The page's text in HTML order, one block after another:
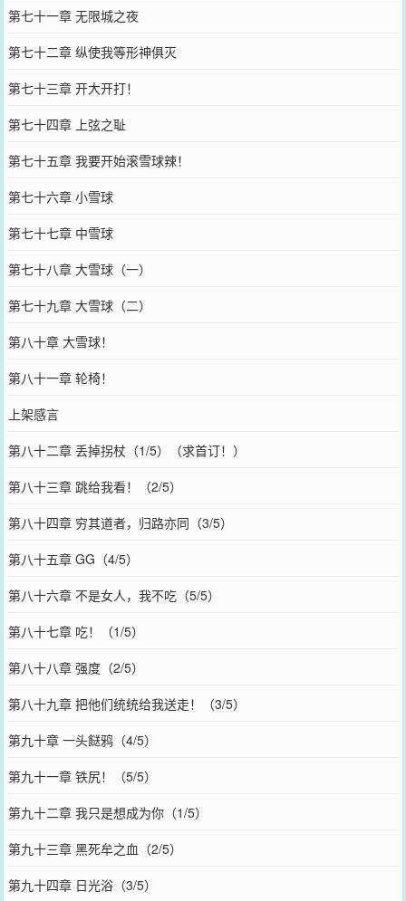
第七十一章 无限城之夜
第七十二章 纵使我等形神俱灭
第七十三章 开大开打！
第七十四章 上弦之耻
第七十五章 我要开始滚雪球辣！
第七十六章 小雪球
第七十七章 中雪球
第七十八章 大雪球（一）
第七十九章 大雪球（二）
第八十章 大雪球！
第八十一章 轮椅！
上架感言
第八十二章 丢掉拐杖（1/5）（求首订！）
第八十三章 跳给我看！（2/5）
第八十四章 穷其道者，归路亦同（3/5）
第八十五章 GG（4/5）
第八十六章 不是女人，我不吃（5/5）
第八十七章 吃！（1/5）
第八十八章 强度（2/5）
第八十九章 把他们统统给我送走！（3/5）
第九十章 一头餸鸦（4/5）
第九十一章 铁尻！（5/5）
第九十二章 我只是想成为你（1/5）
第九十三章 黑死牟之血（2/5）
第九十四章 日光浴（3/5）